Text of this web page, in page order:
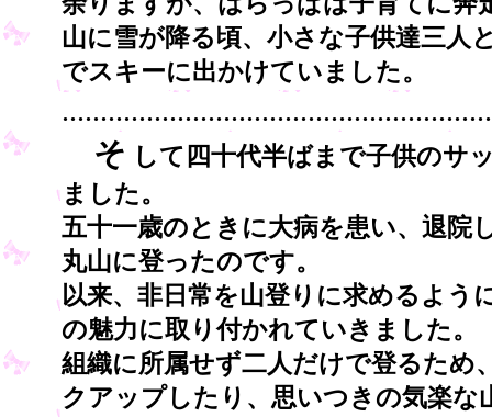
山に雪が降る頃、小さな子供達三人
でスキーに出かけていました。
そ して四十代半ばまで子供のサ
ました。
五十一歳のときに大病を患い、退院
丸山に登ったのです。
以来、非日常を山登りに求めるよう
の魅力に取り付かれていきました。
組織に所属せず二人だけで登るため
クアップしたり、思いつきの気楽な